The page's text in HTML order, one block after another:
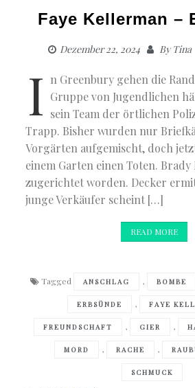
Faye Kellerman –
Dezember 22, 2024 ByTina
I n Greenbury gehen die
Gruppe von Jugendlichen
sein Team der örtlichen
Trapp. Bisher wurden nur
Vorgärten aufgemischt, doch
einem Garten einen Toten. Brady
zugerichtet worden. Decker
junge Verkäufer scheint […]
READ MORE
Tagged ANSCHLAG , BOMBE
ERBSÜNDE , FAYE
FREUNDSCHAFT , GIER ,
MORD , RACHE ,
SCHMUCK